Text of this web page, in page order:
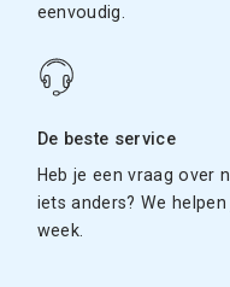
eenvoudig.
De beste service
Heb je een vraag over
iets anders? We
week.